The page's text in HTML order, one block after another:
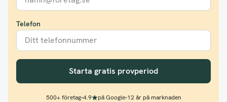
Telefon
Starta gratis provperiod
500+ företag•4.9 på Google•12 år på marknaden